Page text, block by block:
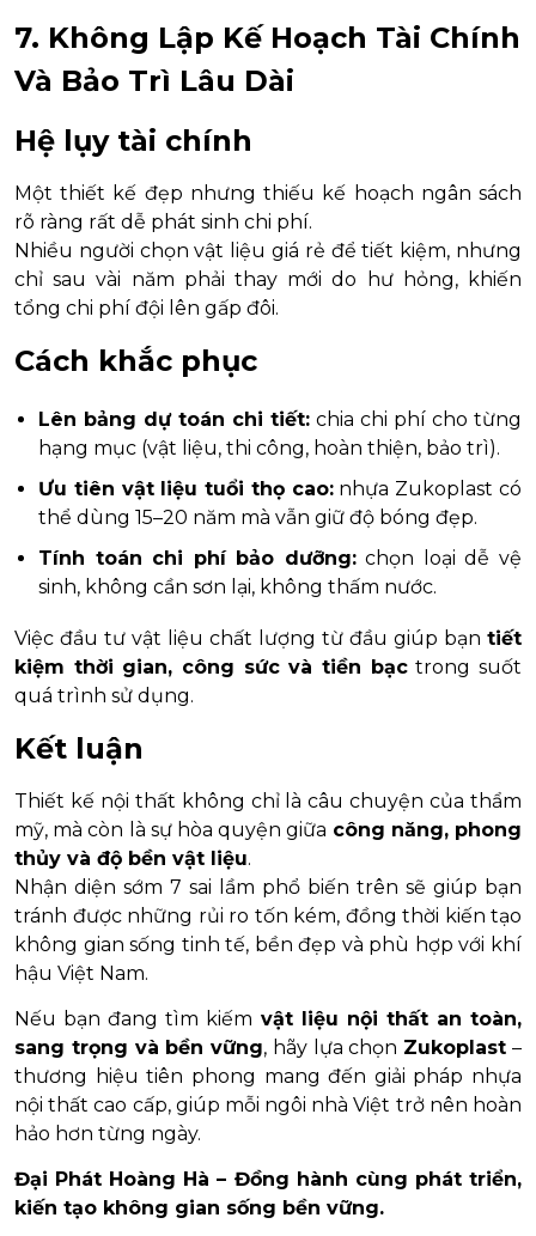
7. Không Lập Kế Hoạch Tài Chính
Và Bảo Trì Lâu Dài
Hệ lụy tài chính
Một thiết kế đẹp nhưng thiếu kế hoạch ngân sách
rõ ràng rất dễ phát sinh chi phí.
Nhiều người chọn vật liệu giá rẻ để tiết kiệm, nhưng
chỉ sau vài năm phải thay mới do hư hỏng, khiến
tổng chi phí đội lên gấp đôi.
Cách khắc phục
Lên bảng dự toán chi tiết: chia chi phí cho từng
hạng mục (vật liệu, thi công, hoàn thiện, bảo trì).
Ưu tiên vật liệu tuổi thọ cao:nhựa Zukoplast có
thể dùng 15–20 năm mà vẫn giữ độ bóng đẹp.
Tính toán chi phí bảo dưỡng:chọn loại dễ vệ
sinh, không cần sơn lại, không thấm nước.
Việc đầu tư vật liệu chất lượng từ đầu giúp bạn tiết
kiệm thời gian, công sức và tiền bạctrong suốt
quá trình sử dụng.
Kết luận
Thiết kế nội thất không chỉ là câu chuyện của thẩm
mỹ, mà còn là sự hòa quyện giữa công năng, phong
thủy và độ bền vật liệu.
Nhận diện sớm 7 sai lầm phổ biến trên sẽ giúp bạn
tránh được những rủi ro tốn kém, đồng thời kiến tạo
không gian sống tinh tế, bền đẹp và phù hợp với khí
hậu Việt Nam.
Nếu bạn đang tìm kiếm vật liệu nội thất an toàn,
sang trọng và bền vững, hãy lựa chọn Zukoplast –
thương hiệu tiên phong mang đến giải pháp nhựa
nội thất cao cấp, giúp mỗi ngôi nhà Việt trở nên hoàn
hảo hơn từng ngày.
Đại Phát Hoàng Hà – Đồng hành cùng phát triển,
kiến tạo không gian sống bền vững.